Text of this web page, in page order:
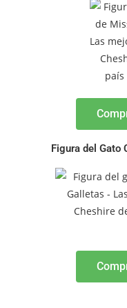
Figura del Gato